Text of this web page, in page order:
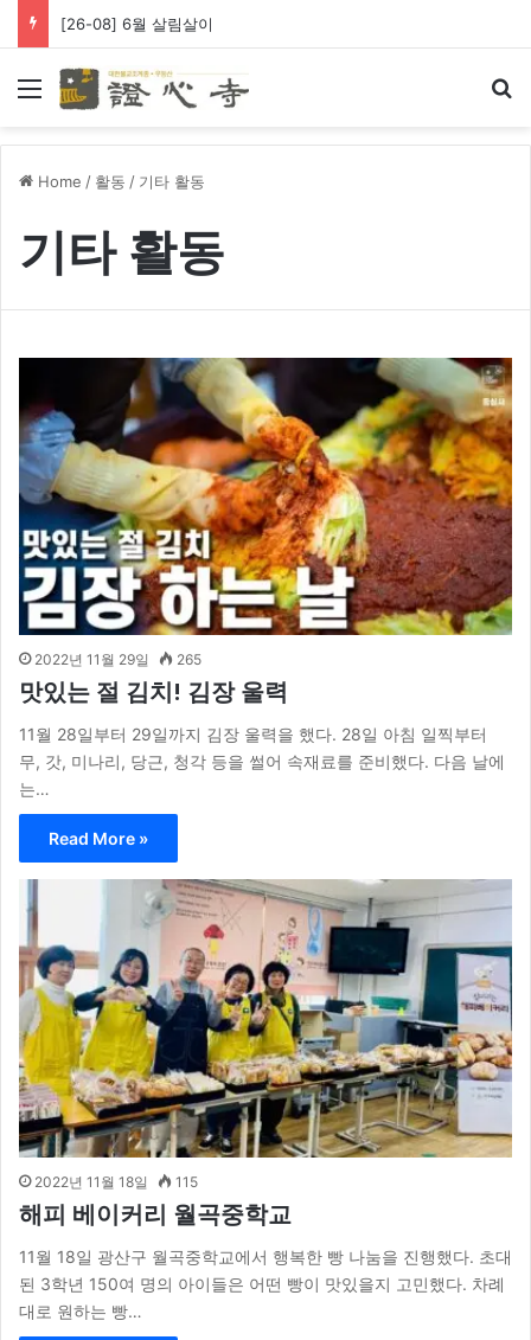
[26-08] 왕생극락 바라옵니다
Menu
Home / 활동 / 기타 활동
기타 활동
2022년 11월 29일 265
맛있는 절 김치! 김장 울력
11월 28일부터 29일까지 김장 울력을 했다. 28일 아침 일찍부터
무, 갓, 미나리, 당근, 청각 등을 썰어 속재료를 준비했다. 다음 날에
는…
Read More »
2022년 11월 18일 115
해피 베이커리 월곡중학교
11월 18일 광산구 월곡중학교에서 행복한 빵 나눔을 진행했다. 초대
된 3학년 150여 명의 아이들은 어떤 빵이 맛있을지 고민했다. 차례
대로 원하는 빵…